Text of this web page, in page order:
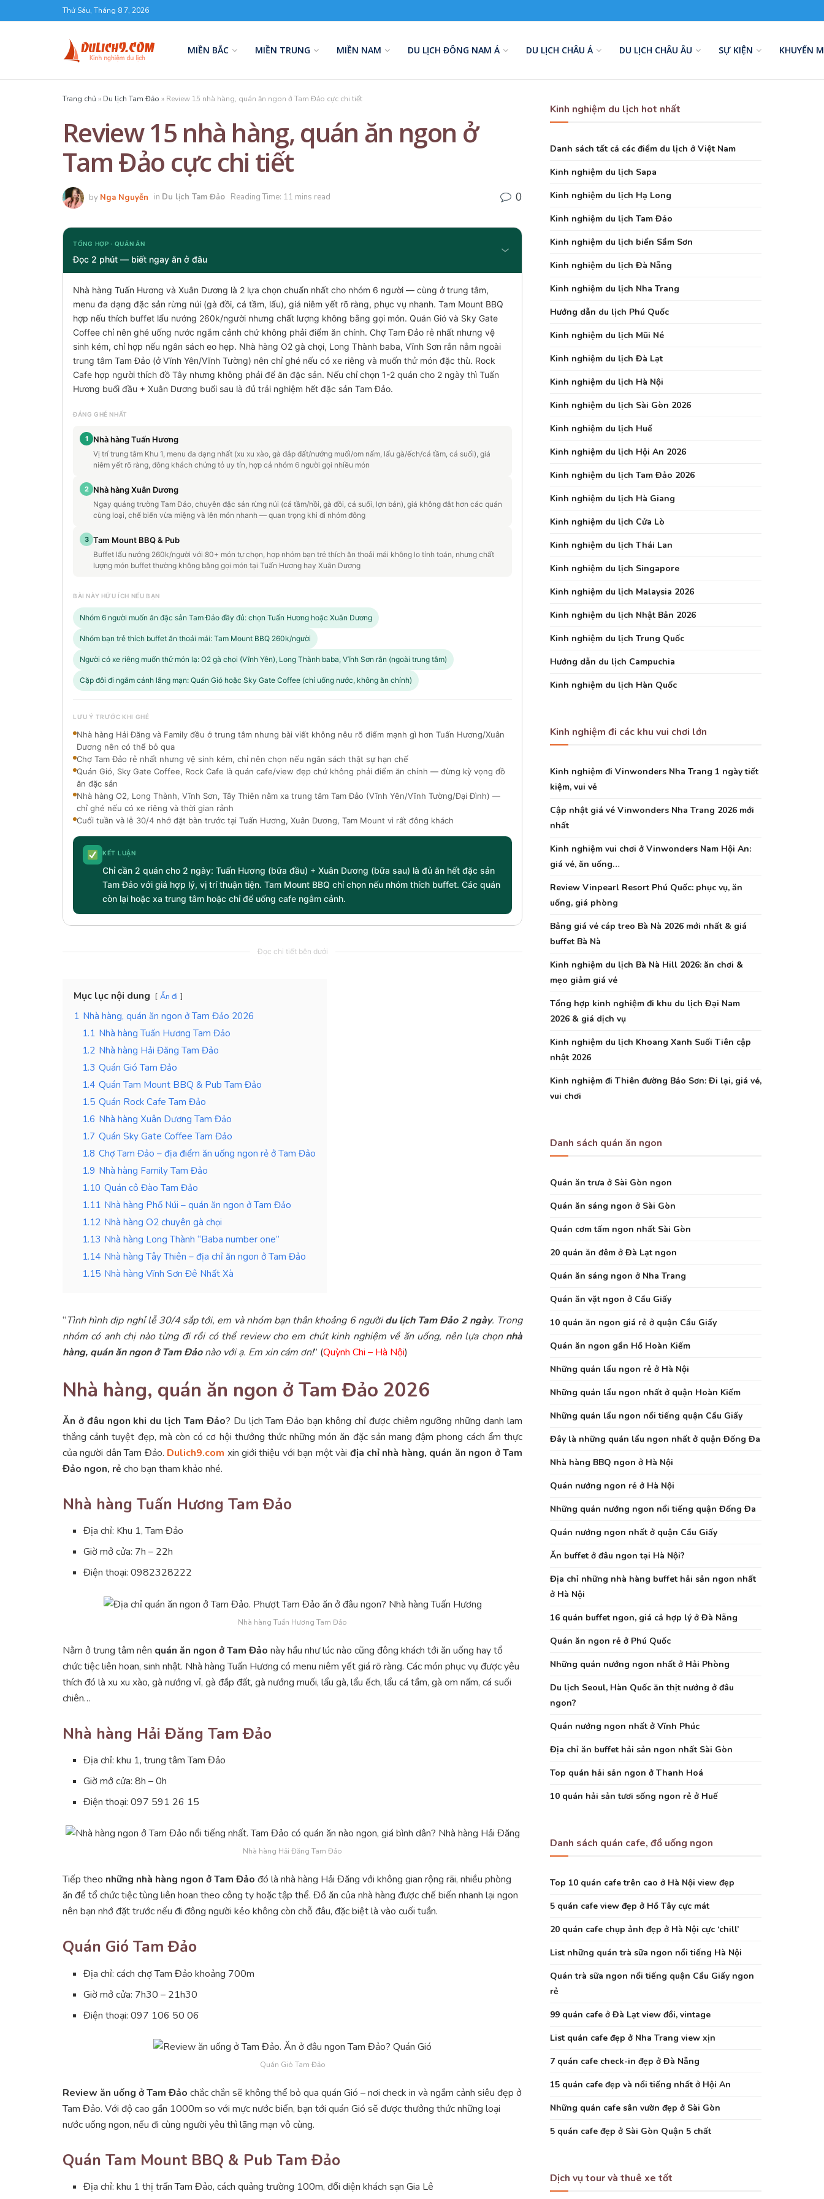
Thứ Sáu, Tháng 8 7, 2026
MIỀN BẮC MIỀN TRUNG MIỀN NAM DU LỊCH ĐÔNG NAM Á DU LỊCH CHÂU Á DU LỊCH CHÂU ÂU SỰ KIỆN KHUYẾN
Trang chủ » Du lịch Tam Đảo » Review 15 nhà hàng, quán ăn ngon ở Tam Đảo cực chi tiết
Review 15 nhà hàng, quán ăn ngon ở
Tam Đảo cực chi tiết
by Nga Nguyễn in Du lịch Tam Đảo Reading Time: 11 mins read 0
TỔNG HỢP · QUÁN ĂN
Đọc 2 phút — biết ngay ăn ở đâu
Nhà hàng Tuấn Hương và Xuân Dương là 2 lựa chọn chuẩn nhất cho nhóm 6 người — cùng ở trung tâm,
menu đa dạng đặc sản rừng núi (gà đồi, cá tầm, lẩu), giá niêm yết rõ ràng, phục vụ nhanh. Tam Mount BBQ
hợp nếu thích buffet lẩu nướng 260k/người nhưng chất lượng không bằng gọi món. Quán Gió và Sky Gate
Coffee chỉ nên ghé uống nước ngắm cảnh chứ không phải điểm ăn chính. Chợ Tam Đảo rẻ nhất nhưng vệ
sinh kém, chỉ hợp nếu ngân sách eo hẹp. Nhà hàng O2 gà chọi, Long Thành baba, Vĩnh Sơn rắn nằm ngoài
trung tâm Tam Đảo (ở Vĩnh Yên/Vĩnh Tường) nên chỉ ghé nếu có xe riêng và muốn thử món đặc thù. Rock
Cafe hợp người thích đồ Tây nhưng không phải để ăn đặc sản. Nếu chỉ chọn 1-2 quán cho 2 ngày thì Tuấn
Hương buổi đầu + Xuân Dương buổi sau là đủ trải nghiệm hết đặc sản Tam Đảo.
ĐÁNG GHÉ NHẤT
1 Nhà hàng Tuấn Hương
Vị trí trung tâm Khu 1, menu đa dạng nhất (xu xu xào, gà đắp đất/nướng muối/om nấm, lẩu gà/ếch/cá tầm, cá suối), giá
niêm yết rõ ràng, đông khách chứng tỏ uy tín, hợp cả nhóm 6 người gọi nhiều món
2 Nhà hàng Xuân Dương
Ngay quảng trường Tam Đảo, chuyên đặc sản rừng núi (cá tầm/hồi, gà đồi, cá suối, lợn bản), giá không đắt hơn các quán
cùng loại, chế biến vừa miệng và lên món nhanh — quan trọng khi đi nhóm đông
3 Tam Mount BBQ & Pub
Buffet lẩu nướng 260k/người với 80+ món tự chọn, hợp nhóm bạn trẻ thích ăn thoải mái không lo tính toán, nhưng chất
lượng món buffet thường không bằng gọi món tại Tuấn Hương hay Xuân Dương
BÀI NÀY HỮU ÍCH NẾU BẠN
Nhóm 6 người muốn ăn đặc sản Tam Đảo đầy đủ: chọn Tuấn Hương hoặc Xuân Dương
Nhóm bạn trẻ thích buffet ăn thoải mái: Tam Mount BBQ 260k/người
Người có xe riêng muốn thử món lạ: O2 gà chọi (Vĩnh Yên), Long Thành baba, Vĩnh Sơn rắn (ngoài trung tâm)
Cặp đôi đi ngắm cảnh lãng mạn: Quán Gió hoặc Sky Gate Coffee (chỉ uống nước, không ăn chính)
LƯU Ý TRƯỚC KHI GHÉ
Nhà hàng Hải Đăng và Family đều ở trung tâm nhưng bài viết không nêu rõ điểm mạnh gì hơn Tuấn Hương/Xuân
Dương nên có thể bỏ qua
Chợ Tam Đảo rẻ nhất nhưng vệ sinh kém, chỉ nên chọn nếu ngân sách thật sự hạn chế
Quán Gió, Sky Gate Coffee, Rock Cafe là quán cafe/view đẹp chứ không phải điểm ăn chính — đừng kỳ vọng đồ
ăn đặc sản
Nhà hàng O2, Long Thành, Vĩnh Sơn, Tây Thiên nằm xa trung tâm Tam Đảo (Vĩnh Yên/Vĩnh Tường/Đại Đình) —
chỉ ghé nếu có xe riêng và thời gian rảnh
Cuối tuần và lễ 30/4 nhớ đặt bàn trước tại Tuấn Hương, Xuân Dương, Tam Mount vì rất đông khách
KẾT LUẬN
Chỉ cần 2 quán cho 2 ngày: Tuấn Hương (bữa đầu) + Xuân Dương (bữa sau) là đủ ăn hết đặc sản
Tam Đảo với giá hợp lý, vị trí thuận tiện. Tam Mount BBQ chỉ chọn nếu nhóm thích buffet. Các quán
còn lại hoặc xa trung tâm hoặc chỉ để uống cafe ngắm cảnh.
Đọc chi tiết bên dưới
Mục lục nội dung Ẩn đi
1 Nhà hàng, quán ăn ngon ở Tam Đảo 2026
1.1 Nhà hàng Tuấn Hương Tam Đảo
1.2 Nhà hàng Hải Đăng Tam Đảo
1.3 Quán Gió Tam Đảo
1.4 Quán Tam Mount BBQ & Pub Tam Đảo
1.5 Quán Rock Cafe Tam Đảo
1.6 Nhà hàng Xuân Dương Tam Đảo
1.7 Quán Sky Gate Coffee Tam Đảo
1.8 Chợ Tam Đảo – địa điểm ăn uống ngon rẻ ở Tam Đảo
1.9 Nhà hàng Family Tam Đảo
1.10 Quán cô Đào Tam Đảo
1.11 Nhà hàng Phố Núi – quán ăn ngon ở Tam Đảo
1.12 Nhà hàng O2 chuyên gà chọi
1.13 Nhà hàng Long Thành “Baba number one”
1.14 Nhà hàng Tây Thiên – địa chỉ ăn ngon ở Tam Đảo
1.15 Nhà hàng Vĩnh Sơn Đê Nhất Xà
“Tình hình dịp nghỉ lễ 30/4 sắp tới, em và nhóm bạn thân khoảng 6 ngườidu lịch Tam Đảo 2 ngày. Trong
nhóm có anh chị nào từng đi rồi có thể review cho em chút kinh nghiệm về ăn uống, nên lựa chọn nhà
hàng, quán ăn ngon ở Tam Đảonào với ạ. Em xin cám ơn!” (Quỳnh Chi – Hà Nội)
Nhà hàng, quán ăn ngon ở Tam Đảo 2026
Ăn ở đâu ngon khi du lịch Tam Đảo? Du lịch Tam Đảo bạn không chỉ được chiêm ngưỡng những danh lam
thắng cảnh tuyệt đẹp, mà còn có cơ hội thưởng thức những món ăn đặc sản mang đậm phong cách ẩm thực
của người dân Tam Đảo. Dulich9.com xin giới thiệu với bạn một vài địa chỉ nhà hàng, quán ăn ngon ở Tam
Đảo ngon, rẻ cho bạn tham khảo nhé.
Nhà hàng Tuấn Hương Tam Đảo
Địa chỉ: Khu 1, Tam Đảo
Giờ mở cửa: 7h – 22h
Điện thoại: 0982328222
Nhà hàng Tuấn Hương Tam Đảo
Nằm ở trung tâm nên quán ăn ngon ở Tam Đảo này hầu như lúc nào cũng đông khách tới ăn uống hay tổ
chức tiệc liên hoan, sinh nhật. Nhà hàng Tuấn Hương có menu niêm yết giá rõ ràng. Các món phục vụ được yêu
thích đó là xu xu xào, gà nướng vỉ, gà đắp đất, gà nướng muối, lẩu gà, lẩu ếch, lẩu cá tầm, gà om nấm, cá suối
chiên…
Nhà hàng Hải Đăng Tam Đảo
Địa chỉ: khu 1, trung tâm Tam Đảo
Giờ mở cửa: 8h – 0h
Điện thoại: 097 591 26 15
Nhà hàng Hải Đăng Tam Đảo
Tiếp theo những nhà hàng ngon ở Tam Đảo đó là nhà hàng Hải Đăng với không gian rộng rãi, nhiều phòng
ăn để tổ chức tiệc tùng liên hoan theo công ty hoặc tập thể. Đồ ăn của nhà hàng được chế biến nhanh lại ngon
nên bạn nhớ đặt trước nếu đi đông người kẻo không còn chỗ đâu, đặc biệt là vào cuối tuần.
Quán Gió Tam Đảo
Địa chỉ: cách chợ Tam Đảo khoảng 700m
Giờ mở cửa: 7h30 – 21h30
Điện thoại: 097 106 50 06
Quán Gió Tam Đảo
Review ăn uống ở Tam Đảo chắc chắn sẽ không thể bỏ qua quán Gió – nơi check in và ngắm cảnh siêu đẹp ở
Tam Đảo. Với độ cao gần 1000m so với mực nước biển, bạn tới quán Gió sẽ được thưởng thức những loại
nước uống ngon, nếu đi cùng người yêu thì lãng mạn vô cùng.
Quán Tam Mount BBQ & Pub Tam Đảo
Địa chỉ: khu 1 thị trấn Tam Đảo, cách quảng trường 100m, đối diện khách sạn Gia Lê
Kinh nghiệm du lịch hot nhất
Danh sách tất cả các điểm du lịch ở Việt Nam
Kinh nghiệm du lịch Sapa
Kinh nghiệm du lịch Hạ Long
Kinh nghiệm du lịch Tam Đảo
Kinh nghiệm du lịch biển Sầm Sơn
Kinh nghiệm du lịch Đà Nẵng
Kinh nghiệm du lịch Nha Trang
Hướng dẫn du lịch Phú Quốc
Kinh nghiệm du lịch Mũi Né
Kinh nghiệm du lịch Đà Lạt
Kinh nghiệm du lịch Hà Nội
Kinh nghiệm du lịch Sài Gòn 2026
Kinh nghiệm du lịch Huế
Kinh nghiệm du lịch Hội An 2026
Kinh nghiệm du lịch Tam Đảo 2026
Kinh nghiệm du lịch Hà Giang
Kinh nghiệm du lịch Cửa Lò
Kinh nghiệm du lịch Thái Lan
Kinh nghiệm du lịch Singapore
Kinh nghiệm du lịch Malaysia 2026
Kinh nghiệm du lịch Nhật Bản 2026
Kinh nghiệm du lịch Trung Quốc
Hướng dẫn du lịch Campuchia
Kinh nghiệm du lịch Hàn Quốc
Kinh nghiệm đi các khu vui chơi lớn
Kinh nghiệm đi Vinwonders Nha Trang 1 ngày tiết
kiệm, vui vẻ
Cập nhật giá vé Vinwonders Nha Trang 2026 mới
nhất
Kinh nghiệm vui chơi ở Vinwonders Nam Hội An:
giá vé, ăn uống…
Review Vinpearl Resort Phú Quốc: phục vụ, ăn
uống, giá phòng
Bảng giá vé cáp treo Bà Nà 2026 mới nhất & giá
buffet Bà Nà
Kinh nghiệm du lịch Bà Nà Hill 2026: ăn chơi &
mẹo giảm giá vé
Tổng hợp kinh nghiệm đi khu du lịch Đại Nam
2026 & giá dịch vụ
Kinh nghiệm du lịch Khoang Xanh Suối Tiên cập
nhật 2026
Kinh nghiệm đi Thiên đường Bảo Sơn: Đi lại, giá vé,
vui chơi
Danh sách quán ăn ngon
Quán ăn trưa ở Sài Gòn ngon
Quán ăn sáng ngon ở Sài Gòn
Quán cơm tấm ngon nhất Sài Gòn
20 quán ăn đêm ở Đà Lạt ngon
Quán ăn sáng ngon ở Nha Trang
Quán ăn vặt ngon ở Cầu Giấy
10 quán ăn ngon giá rẻ ở quận Cầu Giấy
Quán ăn ngon gần Hồ Hoàn Kiếm
Những quán lẩu ngon rẻ ở Hà Nội
Những quán lẩu ngon nhất ở quận Hoàn Kiếm
Những quán lẩu ngon nổi tiếng quận Cầu Giấy
Đây là những quán lẩu ngon nhất ở quận Đống Đa
Nhà hàng BBQ ngon ở Hà Nội
Quán nướng ngon rẻ ở Hà Nội
Những quán nướng ngon nổi tiếng quận Đống Đa
Quán nướng ngon nhất ở quận Cầu Giấy
Ăn buffet ở đâu ngon tại Hà Nội?
Địa chỉ những nhà hàng buffet hải sản ngon nhất
ở Hà Nội
16 quán buffet ngon, giá cả hợp lý ở Đà Nẵng
Quán ăn ngon rẻ ở Phú Quốc
Những quán nướng ngon nhất ở Hải Phòng
Du lịch Seoul, Hàn Quốc ăn thịt nướng ở đâu
ngon?
Quán nướng ngon nhất ở Vĩnh Phúc
Địa chỉ ăn buffet hải sản ngon nhất Sài Gòn
Top quán hải sản ngon ở Thanh Hoá
10 quán hải sản tươi sống ngon rẻ ở Huế
Danh sách quán cafe, đồ uống ngon
Top 10 quán cafe trên cao ở Hà Nội view đẹp
5 quán cafe view đẹp ở Hồ Tây cực mát
20 quán cafe chụp ảnh đẹp ở Hà Nội cực ‘chill’
List những quán trà sữa ngon nổi tiếng Hà Nội
Quán trà sữa ngon nổi tiếng quận Cầu Giấy ngon
rẻ
99 quán cafe ở Đà Lạt view đồi, vintage
List quán cafe đẹp ở Nha Trang view xịn
7 quán cafe check-in đẹp ở Đà Nẵng
15 quán cafe đẹp và nổi tiếng nhất ở Hội An
Những quán cafe sân vườn đẹp ở Sài Gòn
5 quán cafe đẹp ở Sài Gòn Quận 5 chất
Dịch vụ tour và thuê xe tốt